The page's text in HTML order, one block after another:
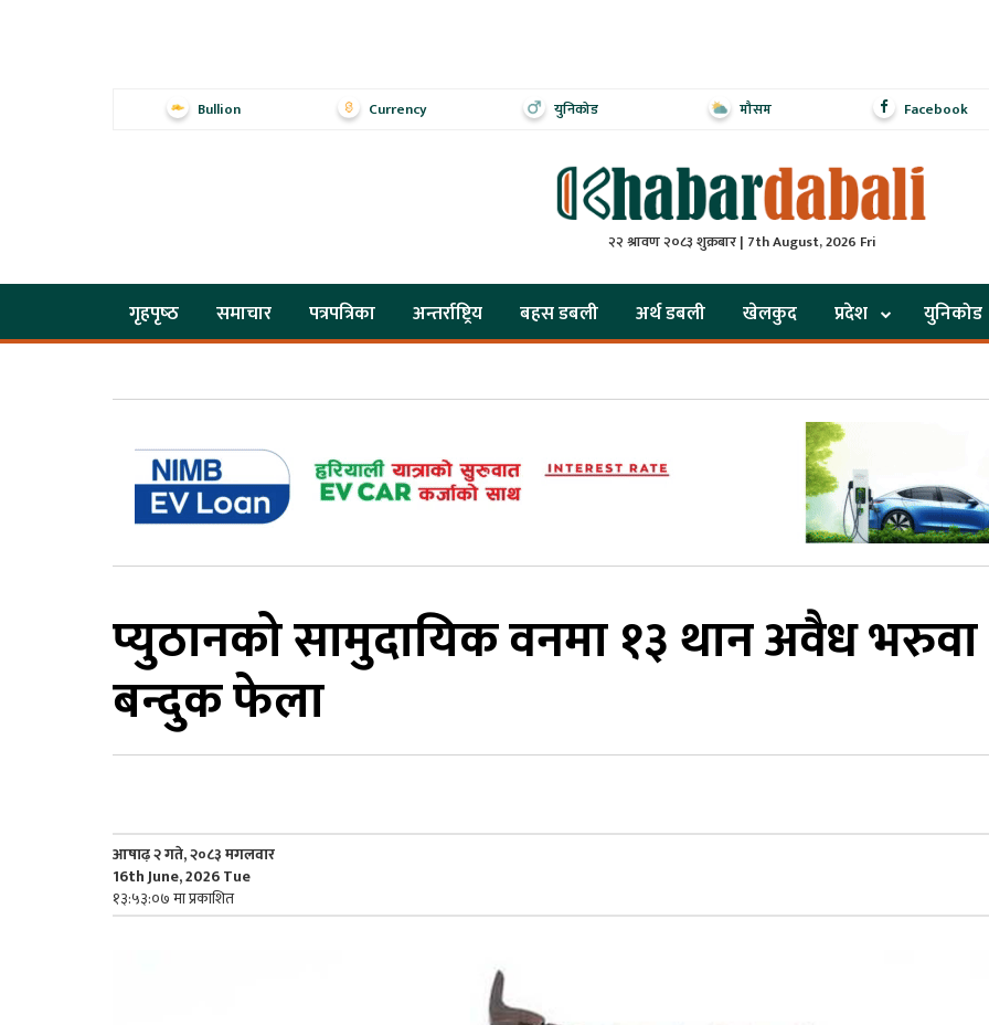
Bullion Currency युनिकोड मौसम Facebook
२२ श्रावण २०८३ शुक्रबार | 7th August, 2026 Fri
गृहपृष्‍ठ समाचार पत्रपत्रिका अन्तर्राष्ट्रिय बहस डबली अर्थ डबली खेलकुद प्रदेश युनिकोड
प्युठानको सामुदायिक वनमा १३ थान अवैध भरुवा
बन्दुक फेला
आषाढ़ २ गते, २०८३ मगलवार
16th June, 2026 Tue
१३:५३:०७ मा प्रकाशित